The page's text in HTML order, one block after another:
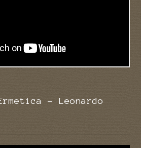
- Leonardo